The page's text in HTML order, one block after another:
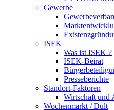
Gewerbe
ISEK
Was ist ISEK ?
ISEK-Beirat
Presseberichte
Standort-Faktoren
Wirtschaft und
Wochenmarkt / Dult